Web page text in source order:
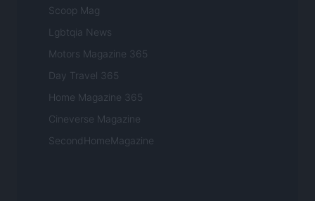
Scoop Mag
Lgbtqia News
Motors Magazine 365
Day Travel 365
Home Magazine 365
Cineverse Magazine
SecondHomeMagazine